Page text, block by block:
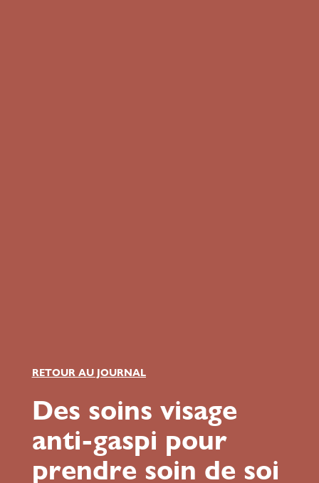
RETOUR AU JOURNAL
Des soins visage
anti-gaspi pour
prendre soin de soi